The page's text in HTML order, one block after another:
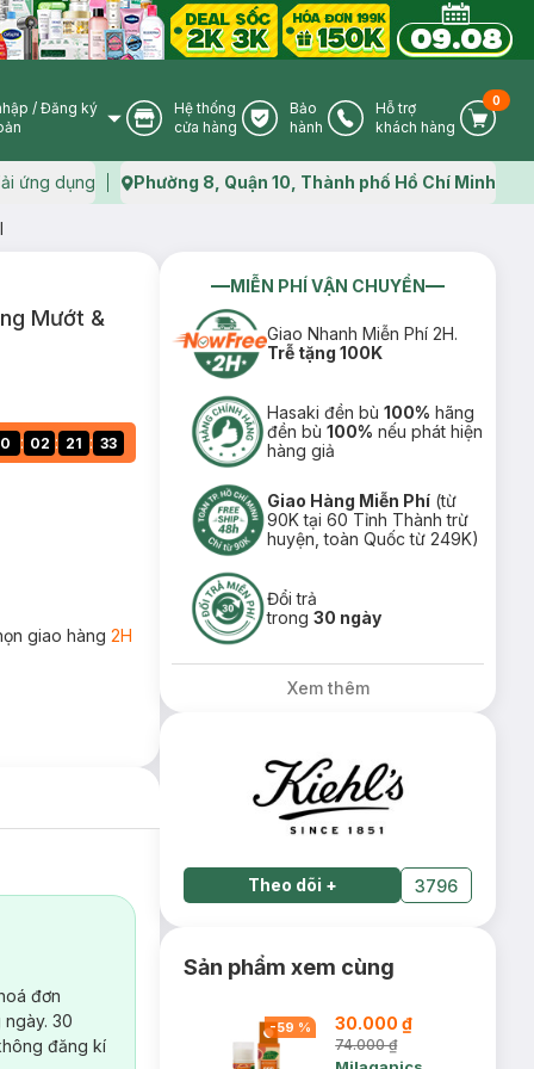
User Icon
/ Đăng ký
Store Icon
Hệ thống
cửa hàng
Warranty Icon
Bảo
hành
Phone Icon
Hỗ trợ
khách hàng
Cart
0
ứng dụng Map icon
Phường 8, Quận 10, Thành phố Hồ Chí Minh
Mướt &
0 : 02 : 21 : 32
giao hàng 2H
đơn
30
đăng kí
MIỄN PHÍ VẬN CHUYỂN
Giao Nhanh Miễn Phí 2H.
Trễ tặng 100K
Hasaki đền bù100% hãng
đền bù100% nếu phát hiện
hàng giả
Giao Hàng Miễn Phí (từ
90K tại 60 Tỉnh Thành trừ
huyện, toàn Quốc từ 249K)
Đổi trả
trong30 ngày
Xem thêm
Theo dõi + 3796
Sản phẩm xem cùng
-59 % 30.000 ₫
74.000 ₫